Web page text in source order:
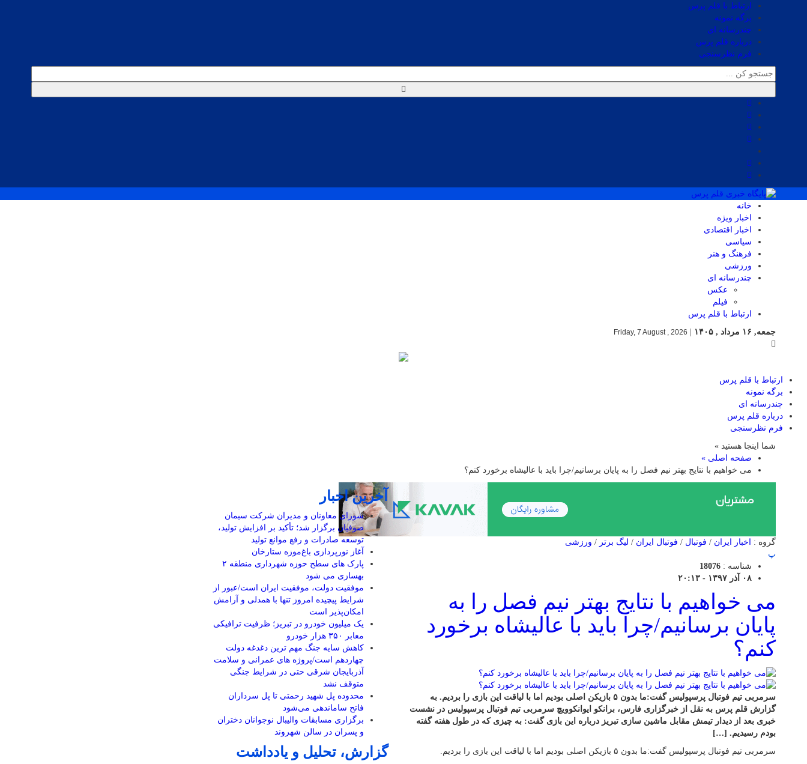
ارتباط با قلم پرس
برگه نمونه
چندرسانه ای
درباره قلم پرس
فرم نظرسنجی
خانه
اخبار ویژه
اخبار اقتصادی
سیاسی
فرهنگ و هنر
ورزشی
چندرسانه ای
عکس
فیلم
ارتباط با قلم پرس
جمعه, ۱۶ مرداد , ۱۴۰۵
Friday, 7 August , 2026
ارتباط با قلم پرس
برگه نمونه
چندرسانه ای
درباره قلم پرس
فرم نظرسنجی
شما اینجا هستید »
صفحه اصلی »
می خواهیم با نتایج بهتر نیم فصل را به پایان برسانیم/چرا باید با عالیشاه برخورد کنم؟
گروه : اخبار ایران / فوتبال / فوتبال ایران / لیگ برتر / ورزشی
پ
شناسه : 18076
۰۸ آذر ۱۳۹۷ - ۲۰:۱۳
می خواهیم با نتایج بهتر نیم فصل را به
پایان برسانیم/چرا باید با عالیشاه برخورد
کنم؟
سرمربی تیم فوتبال پرسپولیس گفت:ما بدون ۵ بازیکن اصلی بودیم اما با لیاقت این بازی را بردیم. به
گزارش قلم پرس به نقل از خبرگزاری فارس، برانکو ایوانکوویچ سرمربی تیم فوتبال پرسپولیس در نشست
خبری بعد از دیدار تیمش مقابل ماشین سازی تبریز درباره این بازی گفت: به چیزی که در طول هفته گفته
بودم رسیدیم. […]
سرمربی تیم فوتبال پرسپولیس گفت:ما بدون ۵ بازیکن اصلی بودیم اما با لیاقت این بازی را بردیم.
آخرین اخبار
شورای معاونان و مدیران شرکت سیمان
صوفیان برگزار شد؛ تأکید بر افزایش تولید،
توسعه صادرات و رفع موانع تولید
آغاز نورپردازی باغ‌موزه ستارخان
پارک های سطح حوزه شهرداری منطقه ۲
بهسازی می شود
موفقیت دولت، موفقیت ایران است/عبور از
شرایط پیچیده امروز تنها با همدلی و آرامش
امکان‌پذیر است
یک میلیون خودرو در تبریز؛ ظرفیت ترافیکی
معابر ۳۵۰ هزار خودرو
کاهش سایه جنگ مهم ‌ترین دغدغه دولت
چهاردهم است/پروژه ‌های عمرانی و سلامت
آذربایجان شرقی حتی در شرایط جنگی
متوقف نشد
محدوده پل شهید رحمتی تا پل سرداران
فاتح ساماندهی می‌شود
برگزاری مسابقات والیبال نوجوانان دختران
و پسران در سالن شهروند
گزارش، تحلیل و یادداشت